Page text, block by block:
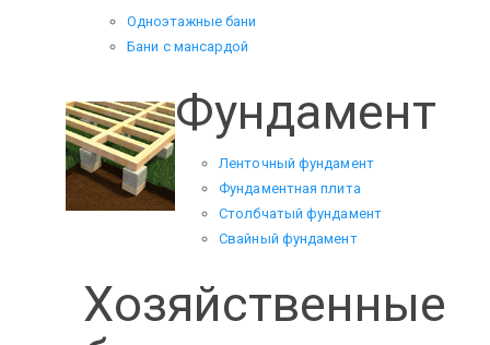
Одноэтажные бани
Бани с мансардой
Фундамент
Ленточный фундамент
Фундаментная плита
Столбчатый фундамент
Свайный фундамент
Хозяйственные